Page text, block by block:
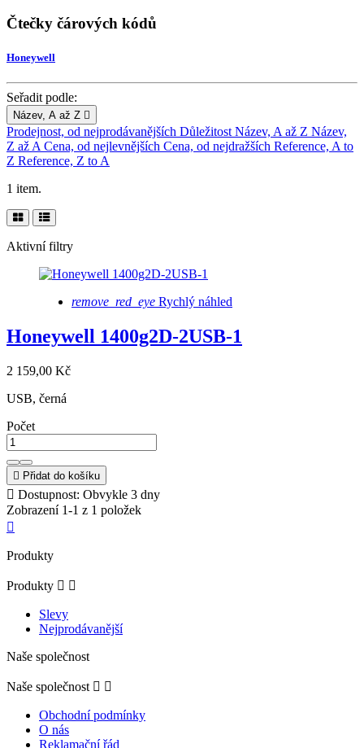
Čtečky čárových kódů
Honeywell
Seřadit podle:
Název, A až Z 
Prodejnost, od nejprodávanějších Důležitost Název, A až Z Název,
Z až A Cena, od nejlevnějších Cena, od nejdražších Reference, A to
Z Reference, Z to A
1 item.
Aktivní filtry
remove_red_eye Rychlý náhled
Honeywell 1400g2D-2USB-1
2 159,00 Kč
USB, černá
Počet
 Přidat do košíku
 Dostupnost: Obvykle 3 dny
Zobrazení 1-1 z 1 položek

Produkty
Produkty  
Slevy
Nejprodávanější
Naše společnost
Naše společnost  
Obchodní podmínky
O nás
Reklamační řád